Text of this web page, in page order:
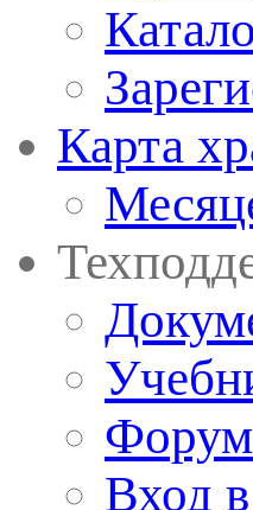
Карта
Вход